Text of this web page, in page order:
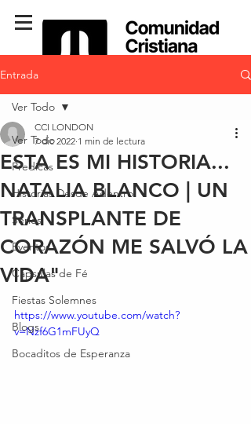
Entrada
Ver Todo
Predicas
Historias Desde Adentro
Series
Eventos
Cápsulas de Fé
Fiestas Solemnes
Blogs
Bocaditos de Esperanza
Ver Todo
ESTA ES MI HISTORIA...
NATALIA BLANCO | UN
TRANSPLANTE DE
CORAZÓN ME SALVÓ LA
VIDA"
CCI LONDON
7 dic 2022 1 min de lectura
https://www.youtube.com/watch?
v=Nzf6G1mFUyQ